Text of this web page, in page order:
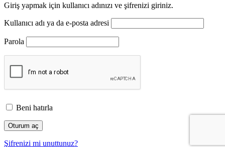
Giriş yapmak için kullanıcı adınızı ve şifrenizi giriniz.
Kullanıcı adı ya da e-posta adresi
Parola
Beni hatırla
Şifrenizi mi unuttunuz?